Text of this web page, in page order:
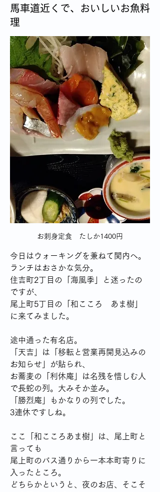
馬車道近くで、おいしいお魚料
理
お刺身定食　たしか1400円
今日はウォーキングを兼ねて関内へ。
ランチはおさかな気分。
住吉町2丁目の「海風季」と迷ったの
ですが、
尾上町5丁目の「和こころ　あま樹」
に来てみました。
途中通った有名店。
「天吉」は「移転と営業再開見込みの
お知らせ」が貼られ、
お蕎麦の「利休庵」は名残を惜しむ人
で長蛇の列。大みそか並み。
「勝烈庵」もかなりの列でした。
3連休ですしね。
ここ「和こころあま樹」は、尾上町と
言っても
尾上町のバス通りから一本本町寄りに
入ったところ。
どちらかというと、夜のお店、そこそ